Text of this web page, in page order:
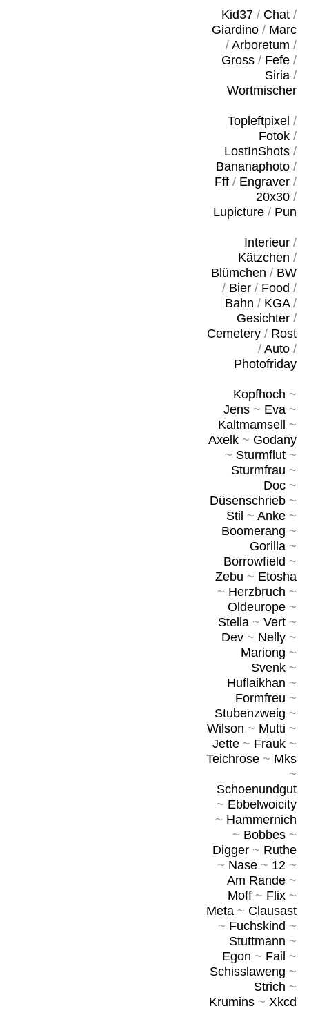
Kid37/ Chat/
Giardino/ Marc
/ Arboretum /
Gross/ Fefe/
Siria/
Wortmischer
Topleftpixel /
Fotok/
LostInShots/
Bananaphoto/
Fff/ Engraver/
20x30/
Lupicture/ Pun
Interieur/
Kätzchen /
Blümchen / BW
/ Bier/ Food /
Bahn / KGA/
Gesichter/
Cemetery/ Rost
/ Auto/
Photofriday
Kopfhoch ~
Jens~ Eva~
Kaltmamsell
~
Axelk~ Godany
~ Sturmflut~
Sturmfrau ~
Doc~
Düsenschrieb~
Stil ~ Anke~
Boomerang ~
Gorilla~
Borrowfield ~
Zebu ~ Etosha
~ Herzbruch ~
Oldeurope~
Stella~ Vert~
Dev~ Nelly~
Mariong ~
Svenk~
Huflaikhan ~
Formfreu ~
Stubenzweig ~
Wilson ~ Mutti ~
Jette~ Frauk~
Teichrose~ Mks
~
Schoenundgut
~ Ebbelwoicity
~ Hammernich
~ Bobbes~
Digger~ Ruthe
~ Nase~ 12~
Am Rande~
Moff~ Flix~
Meta~ Clausast
~ Fuchskind ~
Stuttmann ~
Egon ~ Fail ~
Schisslaweng ~
Strich ~
Krumins~ Xkcd